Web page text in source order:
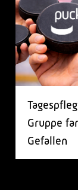
Gruppe
Gefallen